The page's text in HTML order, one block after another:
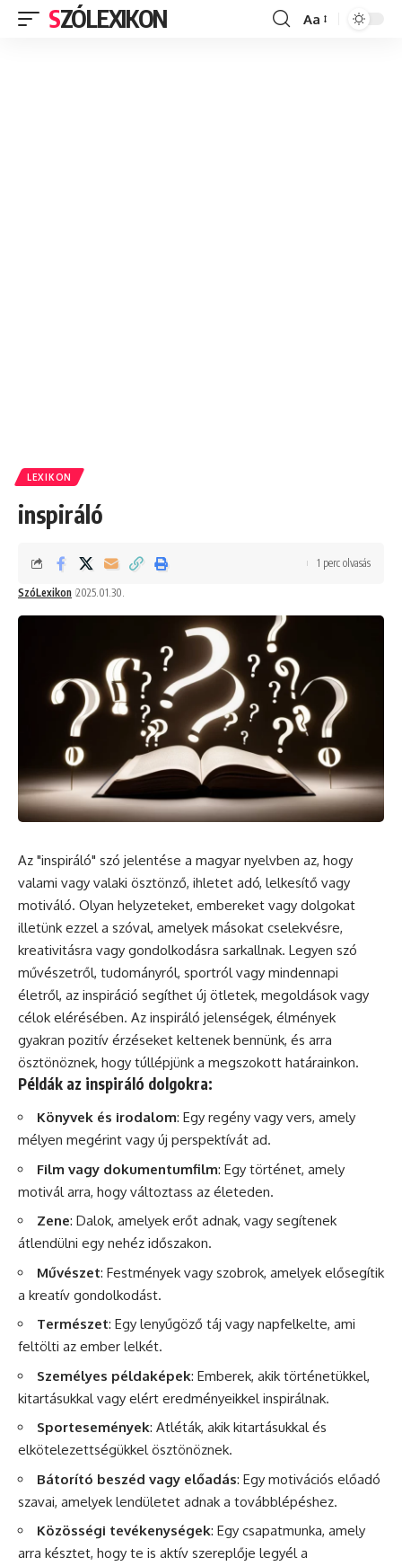
SZÓLEXIKON
Font
Aa
LEXIKON
inspiráló
SzóLexikon 2025.01.30.
1 perc olvasás
Az "inspiráló" szó jelentése a magyar nyelvben az, hogy
valami vagy valaki ösztönző, ihletet adó, lelkesítő vagy
motiváló. Olyan helyzeteket, embereket vagy dolgokat
illetünk ezzel a szóval, amelyek másokat cselekvésre,
kreativitásra vagy gondolkodásra sarkallnak. Legyen szó
művészetről, tudományról, sportról vagy mindennapi
életről, az inspiráció segíthet új ötletek, megoldások vagy
célok elérésében. Az inspiráló jelenségek, élmények
gyakran pozitív érzéseket keltenek bennünk, és arra
ösztönöznek, hogy túllépjünk a megszokott határainkon.
Példák az inspiráló dolgokra:
Könyvek és irodalom: Egy regény vagy vers, amely
mélyen megérint vagy új perspektívát ad.
Film vagy dokumentumfilm: Egy történet, amely
motivál arra, hogy változtass az életeden.
Zene: Dalok, amelyek erőt adnak, vagy segítenek
átlendülni egy nehéz időszakon.
Művészet: Festmények vagy szobrok, amelyek elősegítik
a kreatív gondolkodást.
Természet: Egy lenyűgöző táj vagy napfelkelte, ami
feltölti az ember lelkét.
Személyes példaképek: Emberek, akik történetükkel,
kitartásukkal vagy elért eredményeikkel inspirálnak.
Sportesemények: Atléták, akik kitartásukkal és
elkötelezettségükkel ösztönöznek.
Bátorító beszéd vagy előadás: Egy motivációs előadó
szavai, amelyek lendületet adnak a továbblépéshez.
Közösségi tevékenységek: Egy csapatmunka, amely
arra késztet, hogy te is aktív szereplője legyél a